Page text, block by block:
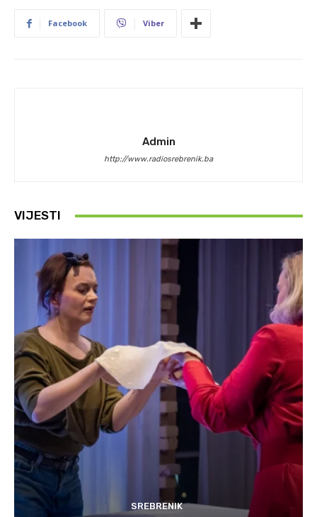
Facebook Viber
Admin
http://www.radiosrebrenik.ba
VIJESTI
SREBRENIK